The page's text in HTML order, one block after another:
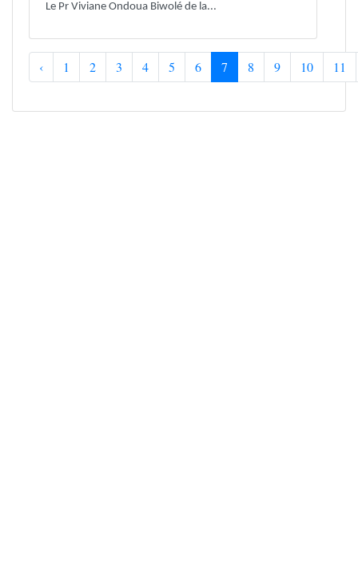
Le Pr Viviane Ondoua Biwolé de la...
‹ 1 2 3 4 5 6 7 8 9 10 11